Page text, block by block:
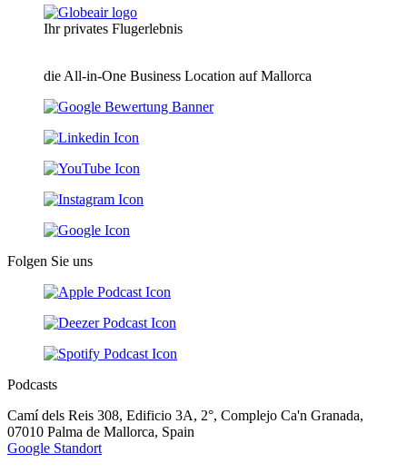
Ihr privates Flugerlebnis
die All-in-One Business Location auf Mallorca
Folgen Sie uns
Podcasts
Camí dels Reis 308, Edificio 3A, 2°, Complejo Ca'n Granada,
07010 Palma de Mallorca, Spain
Google Standort